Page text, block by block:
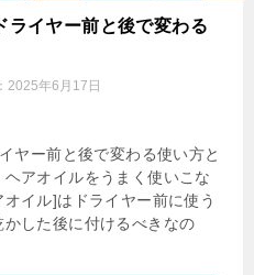
ライヤー前と後で変わる
2025年6月17日
ヤー前と後で変わる使い方と
アオイルをうまく使いこな
イル]はドライヤー前に使う
した後に付けるべきなの